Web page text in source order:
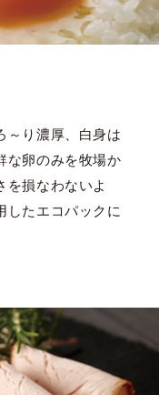
～り濃厚、白身は
な卵のみを牧場か
を損なわないよ
したエコパックに